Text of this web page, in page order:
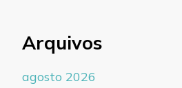
Arquivos
agosto 2026